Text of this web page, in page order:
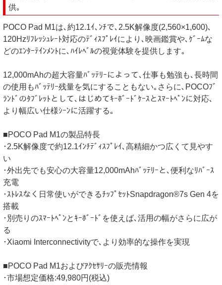
供｡
POCO Pad M1は､約12.1ｲ､ﾝﾁで､2.5K解像度(2,560×1,600)､
120Hzﾘﾌﾚｯｼｭﾚｰﾄ対応のﾃﾞｨｽﾌﾟﾚｲにより､映画鑑賞や､ｹﾞｰﾑな
どのｴﾝﾀｰﾃｲﾝﾒﾝﾄに､ﾊｲﾚﾍﾞﾙの視覚体験を提供します｡
12,000mAhの超大容量ﾊﾞｯﾃﾘｰによって､仕事も勉強も､長時間
の使用もﾊﾞｯﾃﾘｰ残量を気にすることもない｡さらに､POCOﾌﾞ
ﾗﾝﾄﾞのﾀﾌﾞﾚｯﾄとして､はじめてｷｰﾎﾞｰﾄﾞｹｰｽとｽﾏｰﾄﾍﾟﾝに対応､
より幅広い仕様ｼｰﾝに活躍する｡
■POCO Pad M1の製品特長
･2.5K解像度で約12.1ｲﾝﾁﾃﾞｨｽﾌﾟﾚｲ､高精細かつ広くて見やす
い
･外出先でも安心の大容量12,000mAhﾊﾞｯﾃﾘｰと､便利なﾘﾊﾞｰｽ
充電
･ｽﾄﾚｽなく日常使いができるﾁｯﾌﾟｾｯﾄSnapdragon®7s Gen 4を
搭載
･別売りのｽﾏｰﾄﾍﾟﾝとｷｰﾎﾞｰﾄﾞを使えば､活用の幅がさらに広が
る
･Xiaomi Interconnectivityで､より効率的な操作を実現
■POCO Pad M1およびｱｸｾｻﾘｰの販売情報
･市場想定価格:49,980円(税込)